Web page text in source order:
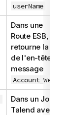
userName
Dans une
Route ESB,
retourne la
de l'en-tête de
message
Dans un Job
Talend avec le